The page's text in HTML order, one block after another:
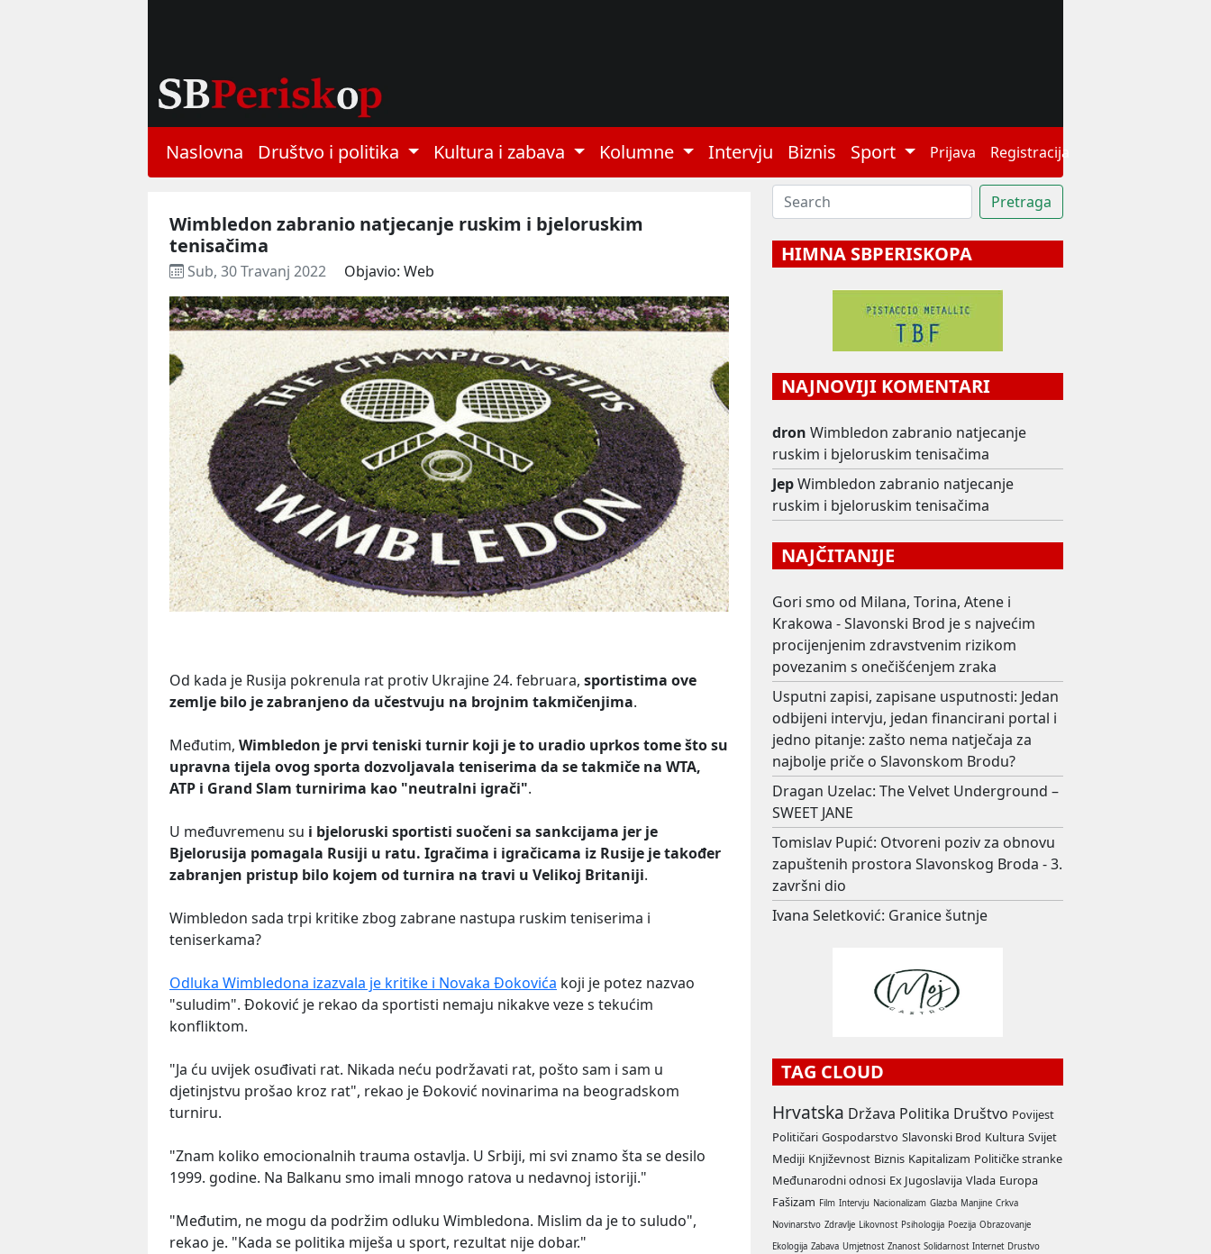
Naslovna Društvo i politika Kultura i zabava Kolumne Intervju Biznis Sport Prijava Registracija
Wimbledon zabranio natjecanje ruskim i bjeloruskim
tenisačima
Sub, 30 Travanj 2022 Objavio: Web
Od kada je Rusija pokrenula rat protiv Ukrajine 24. februara, sportistima ove
zemlje bilo je zabranjeno da učestvuju na brojnim takmičenjima.
Međutim, Wimbledon je prvi teniski turnir koji je to uradio uprkos tome što su
upravna tijela ovog sporta dozvoljavala teniserima da se takmiče na WTA,
ATP i Grand Slam turnirima kao "neutralni igrači".
U međuvremenu su i bjeloruski sportisti suočeni sa sankcijama jer je
Bjelorusija pomagala Rusiji u ratu. Igračima i igračicama iz Rusije je također
zabranjen pristup bilo kojem od turnira na travi u Velikoj Britaniji.
Wimbledon sada trpi kritike zbog zabrane nastupa ruskim teniserima i
teniserkama?
Odluka Wimbledona izazvala je kritike i Novaka Đokovića koji je potez nazvao
"suludim". Đoković je rekao da sportisti nemaju nikakve veze s tekućim
konfliktom.
"Ja ću uvijek osuđivati rat. Nikada neću podržavati rat, pošto sam i sam u
djetinjstvu prošao kroz rat", rekao je Đoković novinarima na beogradskom
turniru.
"Znam koliko emocionalnih trauma ostavlja. U Srbiji, mi svi znamo šta se desilo
1999. godine. Na Balkanu smo imali mnogo ratova u nedavnoj istoriji."
"Međutim, ne mogu da podržim odluku Wimbledona. Mislim da je to suludo",
rekao je. "Kada se politika miješa u sport, rezultat nije dobar."
HIMNA SBPERISKOPA
NAJNOVIJI KOMENTARI
dron Wimbledon zabranio natjecanje
ruskim i bjeloruskim tenisačima
JepWimbledon zabranio natjecanje
ruskim i bjeloruskim tenisačima
NAJČITANIJE
Gori smo od Milana, Torina, Atene i
Krakowa - Slavonski Brod je s najvećim
procijenjenim zdravstvenim rizikom
povezanim s onečišćenjem zraka
Usputni zapisi, zapisane usputnosti: Jedan
odbijeni intervju, jedan financirani portal i
jedno pitanje: zašto nema natječaja za
najbolje priče o Slavonskom Brodu?
Dragan Uzelac: The Velvet Underground –
SWEET JANE
Tomislav Pupić: Otvoreni poziv za obnovu
zapuštenih prostora Slavonskog Broda - 3.
završni dio
Ivana Seletković: Granice šutnje
TAG CLOUD
Hrvatska Država Politika Društvo Povijest
Političari Gospodarstvo Slavonski Brod Kultura Svijet
Mediji Književnost Biznis Kapitalizam Političke stranke
Međunarodni odnosi Ex Jugoslavija Vlada Europa
Fašizam Film Intervju Nacionalizam Glazba Manjine Crkva
Novinarstvo Zdravlje Likovnost Psihologija Poezija Obrazovanje
Ekologija Zabava Umjetnost Znanost Solidarnost Internet Drustvo